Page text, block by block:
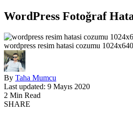
WordPress Fotoğraf
wordpress resim hatasi cozumu 1024x640
By Taha Mumcu
Last updated: 9 Mayıs 2020
2 Min Read
SHARE